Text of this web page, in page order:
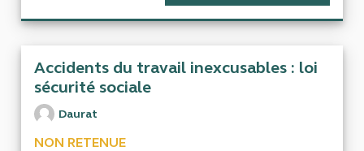
Accidents du travail inexcusables : loi
sécurité sociale
Daurat
NON RETENUE